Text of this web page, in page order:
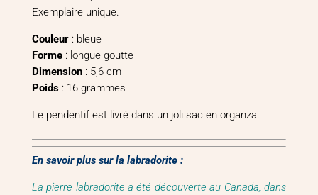
Exemplaire unique.
Couleur: bleue
Forme: longue goutte
Dimension: 5,6 cm
Poids: 16 grammes
Le pendentif est livré dans un joli sac en organza.
En savoir plus sur la labradorite :
La pierre labradorite a été découverte au Canada, dans